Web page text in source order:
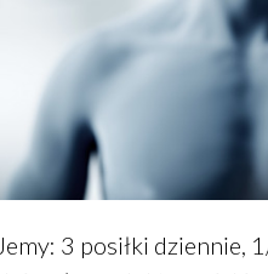
3 posiłki dziennie,